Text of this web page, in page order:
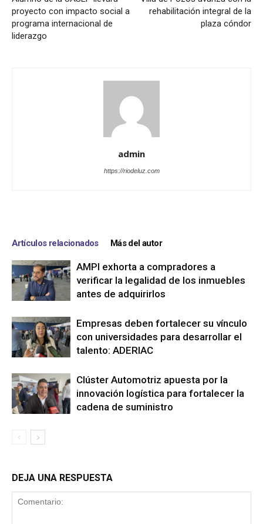
proyecto con impacto social a
programa internacional de
liderazgo
rehabilitación integral de la
plaza cóndor
admin
https://riodeluz.com
Artículos relacionados Más del autor
AMPI exhorta a compradores a
verificar la legalidad de los inmuebles
antes de adquirirlos
Empresas deben fortalecer su vínculo
con universidades para desarrollar el
talento: ADERIAC
Clúster Automotriz apuesta por la
innovación logística para fortalecer la
cadena de suministro
DEJA UNA RESPUESTA